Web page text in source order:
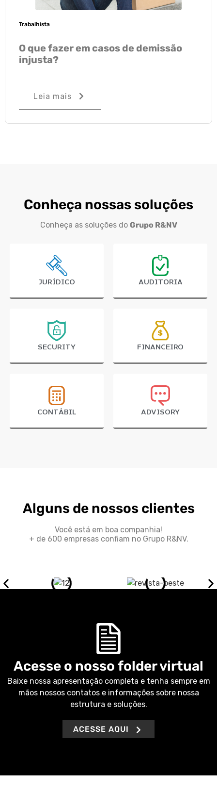
Trabalhista
O que fazer em casos de demissão
injusta?
Leia mais
Conheça nossas soluções
Conheça as soluções do Grupo R&NV
JURÍDICO AUDITORIA
SECURITY FINANCEIRO
CONTÁBIL ADVISORY
Alguns de nossos clientes
Você está em boa companhia!
+ de 600 empresas confiam no Grupo R&NV.
Acesse o nosso folder virtual
Baixe nossa apresentação completa e tenha sempre em
mãos nossos contatos e informações sobre nossa
estrutura e soluções.
ACESSE AQUI